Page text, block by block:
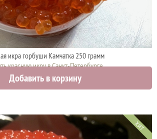
икра горбуши Камчатка 250 грамм
красную икру в Санкт-Петербурге
4425 руб.
Добавить в корзину
ХИТ